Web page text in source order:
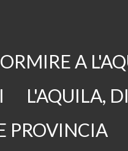
A
L'AQUILA,
PROVINCIA